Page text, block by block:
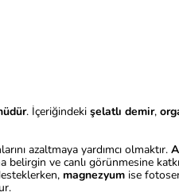
. İçeriğindeki şelatlı demir,
azaltmaya yardımcı olmaktır.
belirgin ve canlı görünmesine
magnezyum ise